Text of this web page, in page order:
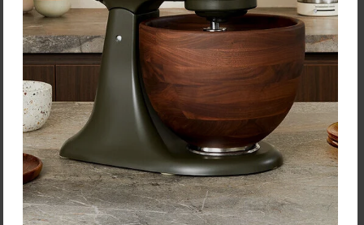
Rose&Tulipani Šálka s
podšálkou "Attimi" – 90 ml,
súprava 6 kusov
65,90 €
Zľava:-40 %
Cena: 39,54 €s DPH
Skladom 2 ks
Vložiť do košíka